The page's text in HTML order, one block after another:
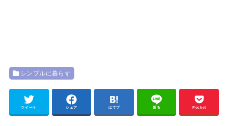
シンプルに暮らす
ツイート シェア はてブ 送る Pocket